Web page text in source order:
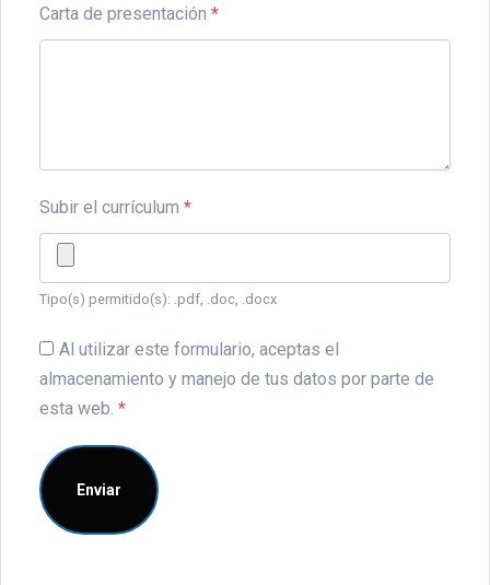
Carta de presentación *
Subir el currículum *
Tipo(s) permitido(s): .pdf, .doc, .docx
Al utilizar este formulario, aceptas el
almacenamiento y manejo de tus datos por parte de
esta web. *